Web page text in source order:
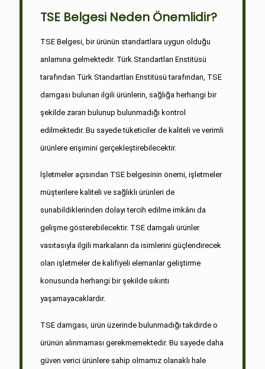
TSE Belgesi Neden Önemlidir?
TSE Belgesi, bir ürünün standartlara uygun olduğu
anlamına gelmektedir. Türk Standartları Enstitüsü
tarafından Türk Standartları Enstitüsü tarafından, TSE
damgası bulunan ilgili ürünlerin, sağlığa herhangi bir
şekilde zararı bulunup bulunmadığı kontrol
edilmektedir. Bu sayede tüketiciler de kaliteli ve verimli
ürünlere erişimini gerçekleştirebilecektir.
İşletmeler açısından TSE belgesinin önemi, işletmeler
müşterilere kaliteli ve sağlıklı ürünleri de
sunabildiklerinden dolayı tercih edilme imkânı da
gelişme gösterebilecektir. TSE damgalı ürünler
vasıtasıyla ilgili markaların da isimlerini güçlendirecek
olan işletmeler de kalifiyeli elemanlar geliştirme
konusunda herhangi bir şekilde sıkıntı
yaşamayacaklardır.
TSE damgası, ürün üzerinde bulunmadığı takdirde o
ürünün alınmaması gerekmemektedir. Bu sayede daha
güven verici ürünlere sahip olmamız olanaklı hale